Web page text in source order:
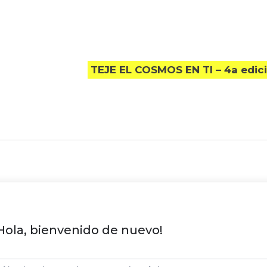
TEJE EL COSMOS EN TI – 4a
bienvenido de nuevo!